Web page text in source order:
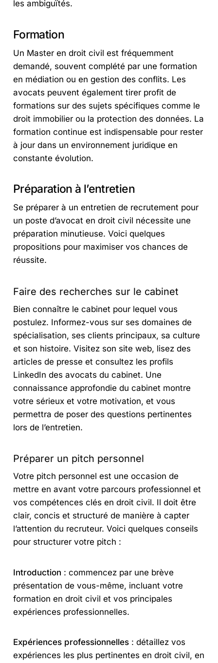
les ambiguïtés.
Formation
Un Master en droit civil est fréquemment
demandé, souvent complété par une formation
en médiation ou en gestion des conflits. Les
avocats peuvent également tirer profit de
formations sur des sujets spécifiques comme le
droit immobilier ou la protection des données. La
formation continue est indispensable pour rester
à jour dans un environnement juridique en
constante évolution.
Préparation à l’entretien
Se préparer à un entretien de recrutement pour
un poste d’avocat en droit civil nécessite une
préparation minutieuse. Voici quelques
propositions pour maximiser vos chances de
réussite.
Faire des recherches sur le cabinet
Bien connaître le cabinet pour lequel vous
postulez. Informez-vous sur ses domaines de
spécialisation, ses clients principaux, sa culture
et son histoire. Visitez son site web, lisez des
articles de presse et consultez les profils
LinkedIn des avocats du cabinet. Une
connaissance approfondie du cabinet montre
votre sérieux et votre motivation, et vous
permettra de poser des questions pertinentes
lors de l’entretien.
Préparer un pitch personnel
Votre pitch personnel est une occasion de
mettre en avant votre parcours professionnel et
vos compétences clés en droit civil. Il doit être
clair, concis et structuré de manière à capter
l’attention du recruteur. Voici quelques conseils
pour structurer votre pitch :
Introduction : commencez par une brève
présentation de vous-même, incluant votre
formation en droit civil et vos principales
expériences professionnelles.
Expériences professionnelles: détaillez vos
expériences les plus pertinentes en droit civil, en